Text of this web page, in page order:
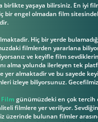
birlikte yaşaya bilirsiniz. En iyi
bir engel olmadan film
Hiç bir yerde
filmlerden yararlana
ve keyifle film
alma yolunda ilerleyen tek
almaktadir ve bu sayede
izleye biliyorsunuz.
günümüzdeki en çok tercih
filmlere yer veriliyor.
üzerinde bulunan filmler